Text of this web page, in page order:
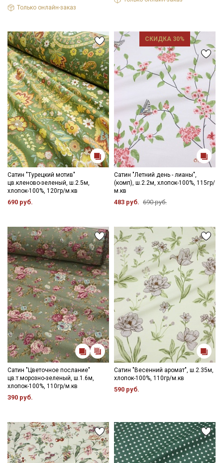
Только онлайн-заказ
Сатин "Турецкий мотив"
цв.кленово-зеленый, ш.2.5м,
хлопок-100%, 120гр/м.кв
690 руб.
СКИДКА 30%
Сатин "Летний день - лианы",
(комп), ш.2.2м, хлопок-100%, 115гр/
м.кв
483 руб. 690 руб.
Сатин "Цветочное послание"
цв.т.морозно-зеленый, ш.1.6м,
хлопок-100%, 110гр/м.кв
390 руб.
Сатин "Весенний аромат", ш.2.35м,
хлопок-100%, 110гр/м.кв
590 руб.
Ознакомлен(а) с
Политикой обработки персональных
ДаюСогласие на получение рекламных и
информационных рассылок